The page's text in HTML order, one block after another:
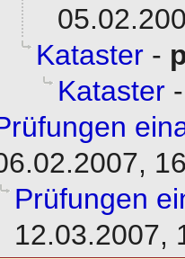
Kataster-
Kataster
Prüfungen
12.03.2007,